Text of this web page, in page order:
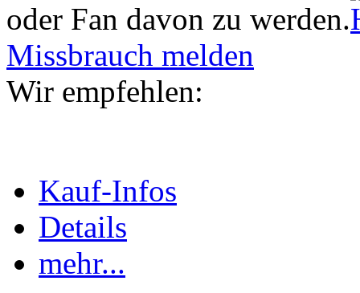
oder Fan davon zu werden.
Missbrauch melden
Wir empfehlen:
Kauf-Infos
Details
mehr...